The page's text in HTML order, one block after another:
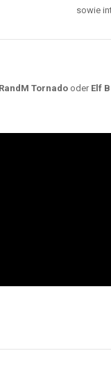
sowie
RandM Tornado oder Elf